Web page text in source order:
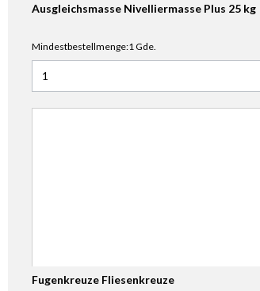
Ausgleichsmasse Nivelliermasse Plus 25 kg
Mindestbestellmenge:1 Gde.
Anzahl für Ausgleichsmasse
Fugenkreuze Fliesenkreuze